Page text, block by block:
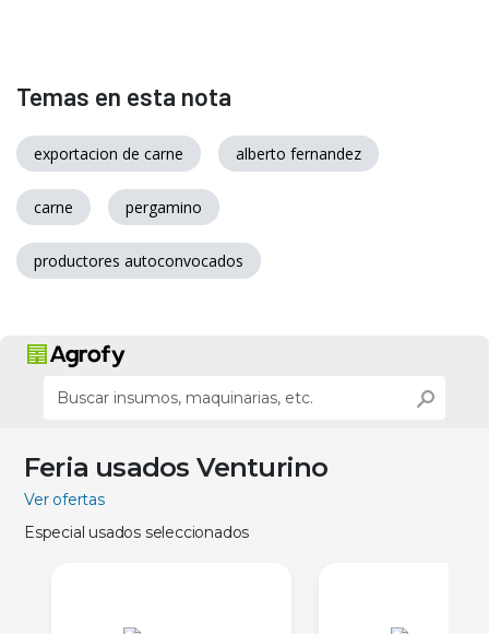
Temas en esta nota
exportacion de carne alberto fernandez
carne pergamino
productores autoconvocados
Feria usados Venturino
Ver ofertas
Especial usados seleccionados